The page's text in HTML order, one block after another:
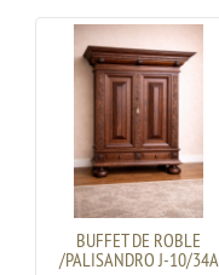
BUFFET DE ROBLE
/PALISANDRO J-10/34A